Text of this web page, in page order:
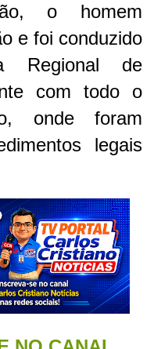
o homem
e foi conduzido
Regional de
com todo o
onde foram
legais